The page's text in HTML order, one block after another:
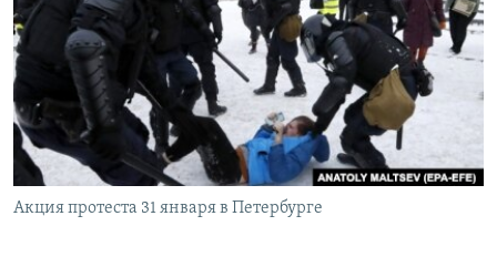
РАСПИСАНИЕ ВЕЩАНИЯ
ПОДПИШИТЕСЬ НА РАССЫЛКУ
СОЦИАЛЬНЫЕ СЕТИ
Акция протеста 31 января в Петербурге